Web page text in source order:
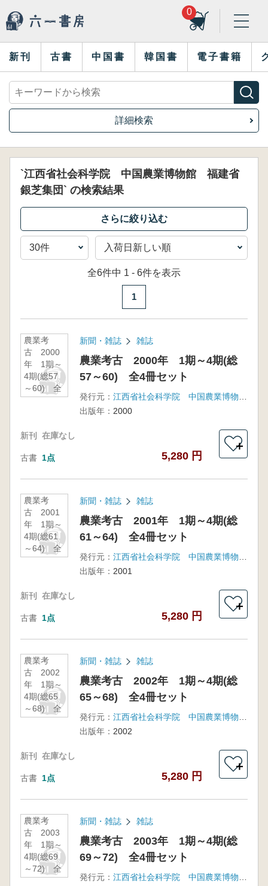
0
新刊 古書 中国書 韓国書 電子書籍
詳細検索
`江西省社会科学院 中国農業博物館 福建省
銀芝集団` の検索結果
全6件中 1 - 6件を表示
1
農業考
古 2000
年 1期～
4期(総57
～60) 全
4冊セット
新聞・雑誌 雑誌
農業考古 2000年 1期～4期(総
57～60) 全4冊セット
発行元：
出版年： 2000
新刊 在庫なし
古書 1点 5,280 円
＋
農業考
古 2001
年 1期～
4期(総61
～64) 全
4冊セット
新聞・雑誌 雑誌
農業考古 2001年 1期～4期(総
61～64) 全4冊セット
発行元：
出版年： 2001
新刊 在庫なし
古書 1点 5,280 円
＋
農業考
古 2002
年 1期～
4期(総65
～68) 全
4冊セット
新聞・雑誌 雑誌
農業考古 2002年 1期～4期(総
65～68) 全4冊セット
発行元：
出版年： 2002
新刊 在庫なし
古書 1点 5,280 円
＋
農業考
古 2003
年 1期～
4期(総69
～72) 全
4冊セット
新聞・雑誌 雑誌
農業考古 2003年 1期～4期(総
69～72) 全4冊セット
発行元：